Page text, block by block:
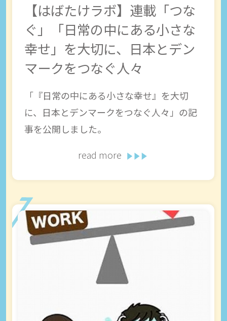
【はばたけラボ】連載「つな
ぐ」「日常の中にある小さな
幸せ」を大切に、日本とデン
マークをつなぐ人々
「『日常の中にある小さな幸せ』を大切
に、日本とデンマークをつなぐ人々」の記
事を公開しました。
read more